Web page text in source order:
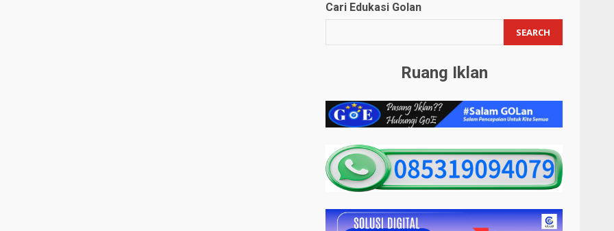
Cari Edukasi Golan
SEARCH
Ruang Iklan